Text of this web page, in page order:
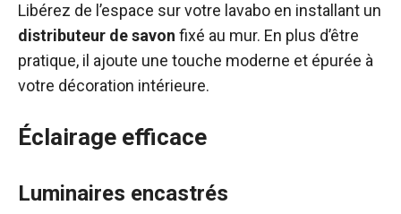
Libérez de l’espace sur votre lavabo en installant un
distributeur de savon fixé au mur. En plus d’être
pratique, il ajoute une touche moderne et épurée à
votre décoration intérieure.
Éclairage efficace
Luminaires encastrés